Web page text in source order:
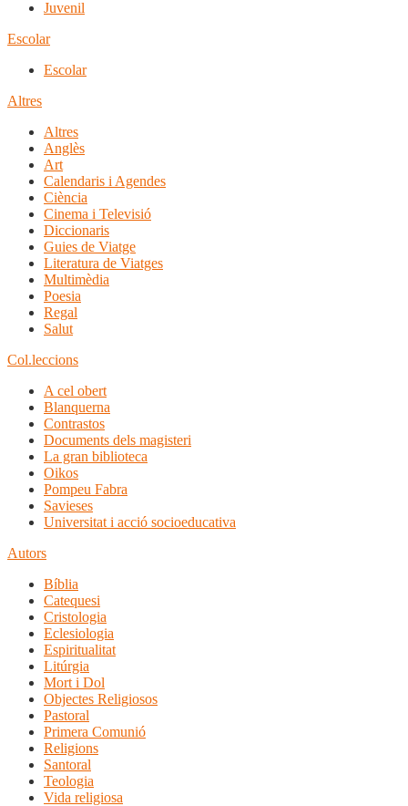
Juvenil
Escolar
Escolar
Altres
Altres
Anglès
Art
Calendaris i Agendes
Ciència
Cinema i Televisió
Diccionaris
Guies de Viatge
Literatura de Viatges
Multimèdia
Poesia
Regal
Salut
Col.leccions
A cel obert
Blanquerna
Contrastos
Documents dels magisteri
La gran biblioteca
Oikos
Pompeu Fabra
Savieses
Universitat i acció socioeducativa
Autors
Bíblia
Catequesi
Cristologia
Eclesiologia
Espiritualitat
Litúrgia
Mort i Dol
Objectes Religiosos
Pastoral
Primera Comunió
Religions
Santoral
Teologia
Vida religiosa